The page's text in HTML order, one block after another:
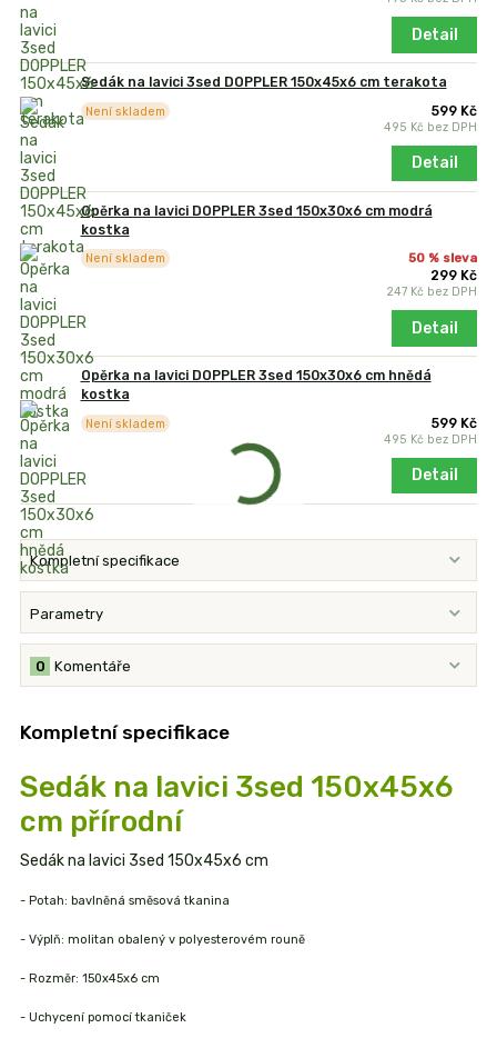
Detail
Sedák na lavici 3sed DOPPLER 150x45x6 cm terakota
599 Kč
495 Kč bez DPH
Není skladem
Detail
Opěrka na lavici DOPPLER 3sed 150x30x6 cm modrá
kostka
50 % sleva
299 Kč
247 Kč bez DPH
Není skladem
Detail
Opěrka na lavici DOPPLER 3sed 150x30x6 cm hnědá
kostka
599 Kč
495 Kč bez DPH
Není skladem
Detail
Kompletní specifikace
Parametry
Komentáře
0
Kompletní specifikace
Sedák na lavici 3sed 150x45x6
cm přírodní
Sedák na lavici 3sed 150x45x6 cm
- Potah: bavlněná směsová tkanina
- Výplň: molitan obalený v polyesterovém rouně
- Rozměr: 150x45x6 cm
- Uchycení pomocí tkaniček